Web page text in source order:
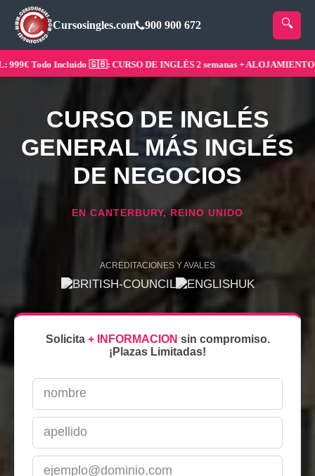
Cursosingles.com 900 900 672
Todo Incluido 🇬🇧: CURSO DE INGLÉS 2 semanas + ALOJAMIENTO
CURSO DE INGLÉS
GENERAL MÁS INGLÉS
DE NEGOCIOS
EN CANTERBURY, REINO UNIDO
ACREDITACIONES Y AVALES
Solicita + INFORMACION sin compromiso.
¡Plazas Limitadas!